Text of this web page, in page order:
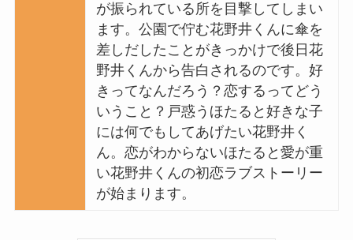
が振られている所を目撃してしまい
ます。公園で佇む花野井くんに傘を
差しだしたことがきっかけで後日花
野井くんから告白されるのです。好
きってなんだろう？恋するってどう
いうこと？戸惑うほたると好きな子
には何でもしてあげたい花野井く
ん。恋がわからないほたると愛が重
い花野井くんの初恋ラブストーリー
が始まります。